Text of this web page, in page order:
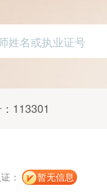
113301
：
暂无信息